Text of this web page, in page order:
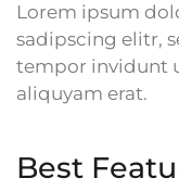
Lorem ipsum
sadipscing elitr,
tempor invidunt
aliquyam erat.
Best